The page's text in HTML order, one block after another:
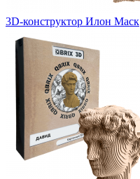
3D-конструктор Илон Маск